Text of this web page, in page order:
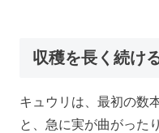
収穫を長く続け
キュウリは、最初の数
と、急に実が曲がった